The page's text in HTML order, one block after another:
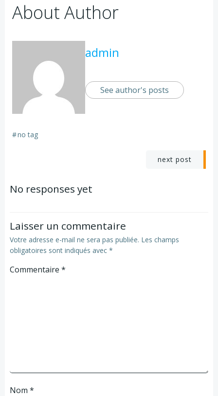
About Author
admin
See author's posts
#no tag
next post
No responses yet
Laisser un commentaire
Votre adresse e-mail ne sera pas publiée. Les champs
obligatoires sont indiqués avec *
Commentaire *
Nom *